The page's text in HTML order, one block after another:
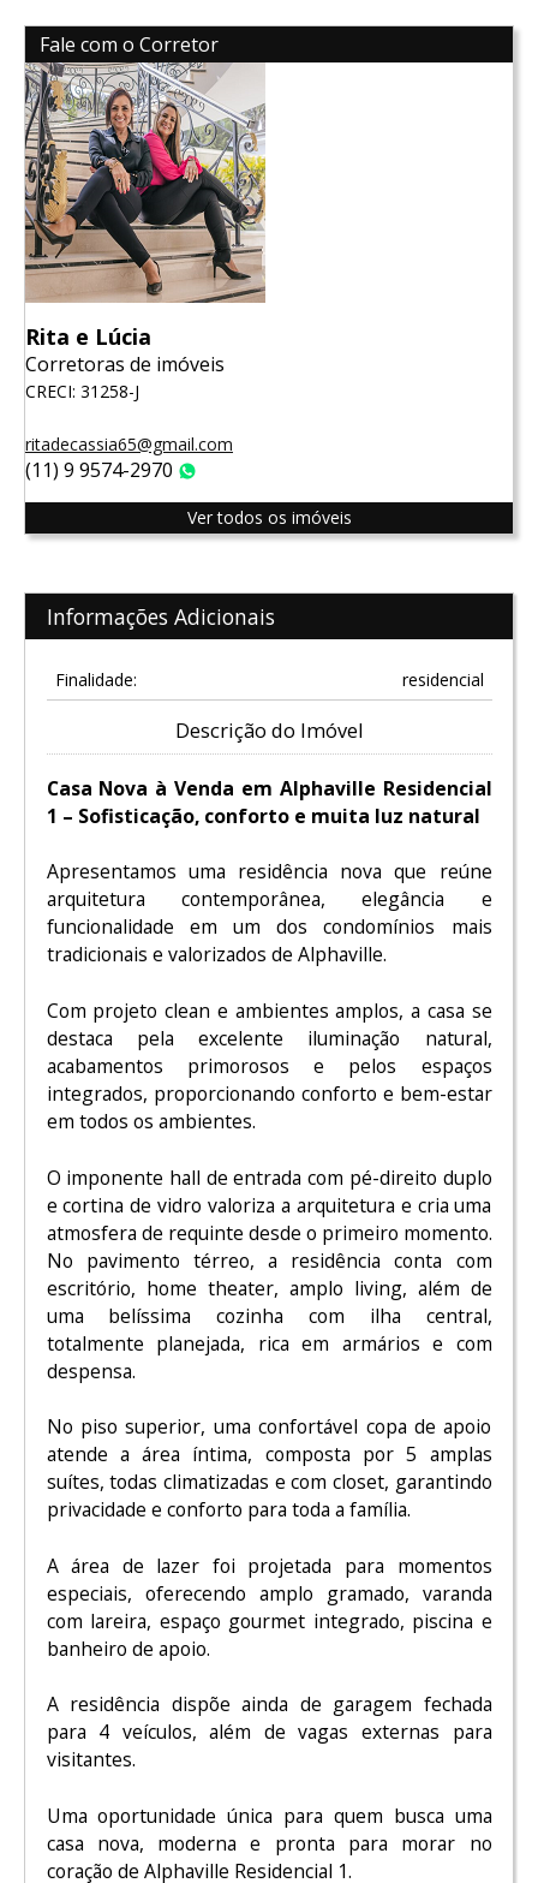
Fale com o Corretor
Rita e Lúcia
Corretoras de imóveis
CRECI: 31258-J
ritadecassia65@gmail.com
(11) 9 9574-2970
Ver todos os imóveis
Informações Adicionais
Finalidade: residencial
Descrição do Imóvel
Casa Nova à Venda em Alphaville Residencial
1 – Sofisticação, conforto e muita luz natural
Apresentamos uma residência nova que reúne
arquitetura contemporânea, elegância e
funcionalidade em um dos condomínios mais
tradicionais e valorizados de Alphaville.
Com projeto clean e ambientes amplos, a casa se
destaca pela excelente iluminação natural,
acabamentos primorosos e pelos espaços
integrados, proporcionando conforto e bem-estar
em todos os ambientes.
O imponente hall de entrada com pé-direito duplo
e cortina de vidro valoriza a arquitetura e cria uma
atmosfera de requinte desde o primeiro momento.
No pavimento térreo, a residência conta com
escritório, home theater, amplo living, além de
uma belíssima cozinha com ilha central,
totalmente planejada, rica em armários e com
despensa.
No piso superior, uma confortável copa de apoio
atende a área íntima, composta por 5 amplas
suítes, todas climatizadas e com closet, garantindo
privacidade e conforto para toda a família.
A área de lazer foi projetada para momentos
especiais, oferecendo amplo gramado, varanda
com lareira, espaço gourmet integrado, piscina e
banheiro de apoio.
A residência dispõe ainda de garagem fechada
para 4 veículos, além de vagas externas para
visitantes.
Uma oportunidade única para quem busca uma
casa nova, moderna e pronta para morar no
coração de Alphaville Residencial 1.